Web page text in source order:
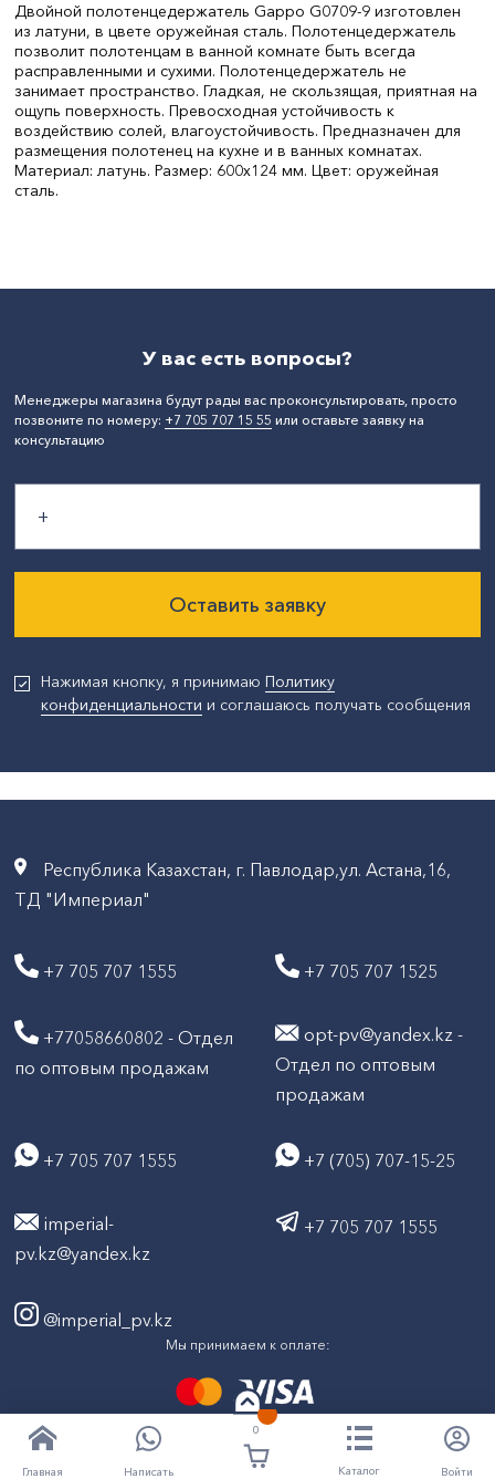
Главная Написать
0
Каталог Войти
Двойной полотенцедержатель Gappo G0709-9 изготовлен
из латуни, в цвете оружейная сталь. Полотенцедержатель
позволит полотенцам в ванной комнате быть всегда
расправленными и сухими. Полотенцедержатель не
занимает пространство. Гладкая, не скользящая, приятная на
ощупь поверхность. Превосходная устойчивость к
воздействию солей, влагоустойчивость. Предназначен для
размещения полотенец на кухне и в ванных комнатах.
Материал: латунь. Размер: 600x124 мм. Цвет: оружейная
сталь.
У вас есть вопросы?
Менеджеры магазина будут рады вас проконсультировать, просто
позвоните по номеру: +7 705 707 15 55 или оставьте заявку на
консультацию
Оставить заявку
Нажимая кнопку, я принимаю Политику
конфиденциальности и соглашаюсь получать сообщения
Республика Казахстан, г. Павлодар,ул. Астана,16,
ТД "Империал"
+7 705 707 1555 +7 705 707 1525
+77058660802 - Отдел
по оптовым продажам
opt-pv@yandex.kz -
Отдел по оптовым
продажам
+7 705 707 1555 +7 (705) 707-15-25
imperial-
pv.kz@yandex.kz
+7 705 707 1555
@imperial_pv.kz
Мы принимаем к оплате:
Все права защищены © ТД "Империал" 2020- 2026